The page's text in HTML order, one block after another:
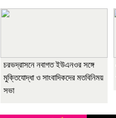
চরভদ্রাসনে নবাগত ইউএনওর সঙ্গে
মুক্তিযোদ্ধা ও সাংবাদিকদের মতবিনিময়
সভা